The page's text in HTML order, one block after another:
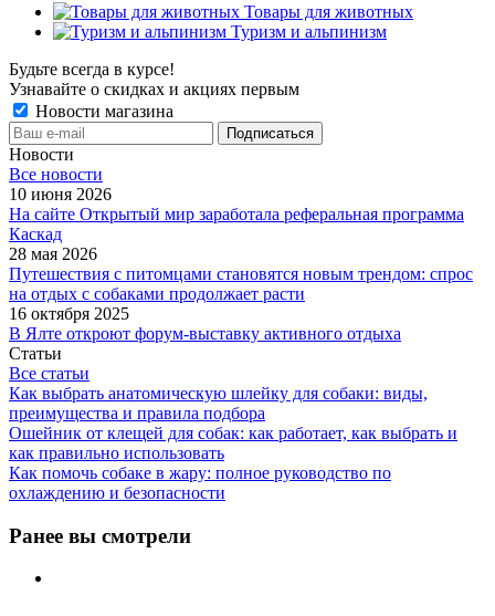
Товары для животных
Туризм и альпинизм
Будьте всегда в курсе!
Узнавайте о скидках и акциях первым
Новости магазина
Новости
Все новости
10 июня 2026
На сайте Открытый мир заработала реферальная программа
Каскад
28 мая 2026
Путешествия с питомцами становятся новым трендом: спрос
на отдых с собаками продолжает расти
16 октября 2025
В Ялте откроют форум-выставку активного отдыха
Статьи
Все статьи
Как выбрать анатомическую шлейку для собаки: виды,
преимущества и правила подбора
Ошейник от клещей для собак: как работает, как выбрать и
как правильно использовать
Как помочь собаке в жару: полное руководство по
охлаждению и безопасности
Ранее вы смотрели